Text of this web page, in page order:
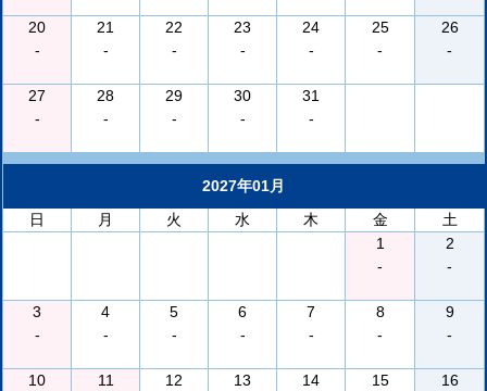
20
-
21
-
22
-
23
-
24
-
25
-
26
-
27
-
28
-
29
-
30
-
31
-
2027年01月
日
月 火 水 木 金
土
1
-
2
-
3
-
4
-
5
-
6
-
7
-
8
-
9
-
10
11
12
13
14
15
16